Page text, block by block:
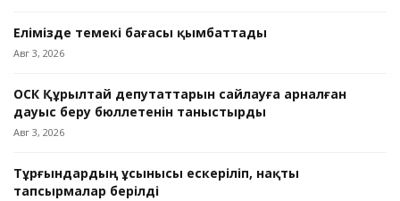
Елімізде темекі бағасы қымбаттады
Авг 3, 2026
ОСК Құрылтай депутаттарын сайлауға арналған
дауыс беру бюллетенін таныстырды
Авг 3, 2026
Тұрғындардың ұсынысы ескеріліп, нақты
тапсырмалар берілді